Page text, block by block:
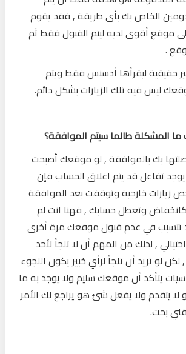
الخاص بك بأى طريقة , فقد يقوم
موقع أقوى لديه ليتم القبول فقط ثم
.
حقيقية ليقرأها أدسنس فقط ويتم
ليس فيه تلك الزيارات بشكل دائم.
ما المشكلة طالما سيتم الموافقة؟
بك بالموافقة , لو موقعك أصبحت
يوجد تفاعل قد يتم اغلاق الحساب فإن
زيارات خارجية وتوقفت بعد الموافقة
وتعطل حسابك , فهنا انت لم
تتسبب في عدم قبول موقعك مرة أخرى
, لذلك من المهم أن لا تلجأ لأحد
, لكن لو تريد أن تلجأ لرأي خبير يكون اللجوء
يتأكد أن موقعك سليم ولا يوجد به ما
يتقدم ولا يفعل شئ هو يراجع لك الأمر
بحت.